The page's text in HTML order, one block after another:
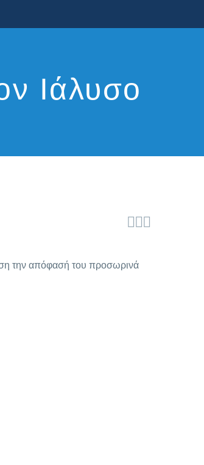
Ιάλυσο

την απόφασή του προσωρινά